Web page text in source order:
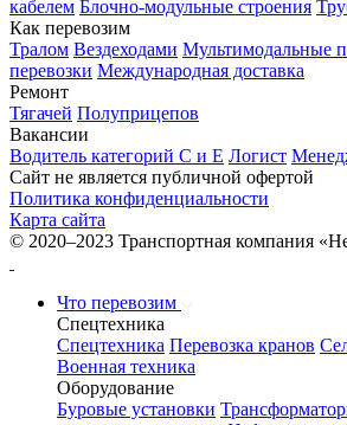
кабелем Блочно-модульные строения
Как перевозим
Тралом Вездеходами Мультимодальные
перевозки Международная доставка
Ремонт
Тягачей Полуприцепов
Вакансии
Водитель категорий С и Е Логист
Сайт не является публичной офертой
Политика конфиденциальности
Карта сайта
© 2020–2023 Транспортная компания
Что перевозим
Спецтехника
Спецтехника Перевозка кранов
Военная техника
Оборудование
Буровые установки